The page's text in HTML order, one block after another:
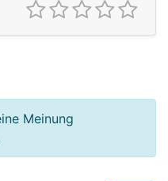
Meinung